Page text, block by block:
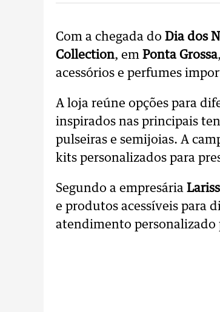
Com a chegada do Dia dos
Collection, em Ponta Grossa
acessórios e perfumes
A loja reúne opções para
inspirados nas principais
pulseiras e semijoias. A
kits personalizados para
Segundo a empresária
e produtos acessíveis para
atendimento personalizado